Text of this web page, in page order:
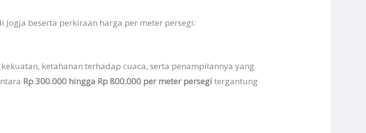
beserta perkiraan harga per meter persegi:
ketahanan terhadap cuaca, serta penampilannya yang
Rp 300.000 hingga Rp 800.000 per meter persegi tergantung